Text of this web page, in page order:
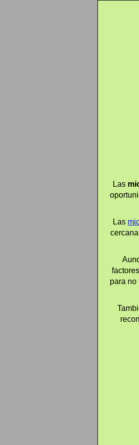
Las
Las
para no